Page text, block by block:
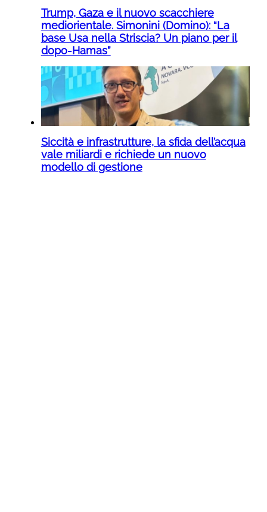
Trump, Gaza e il nuovo scacchiere
mediorientale. Simonini (Domino): “La
base Usa nella Striscia? Un piano per il
dopo-Hamas”
Siccità e infrastrutture, la sfida dell’acqua
vale miliardi e richiede un nuovo
modello di gestione